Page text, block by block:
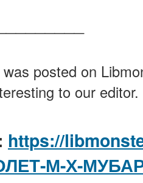
posted on
to our editor.
https://
М-Х-